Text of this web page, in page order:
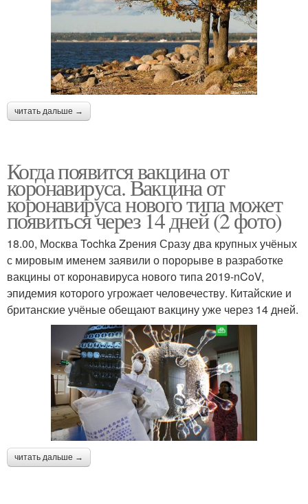
читать дальше →
Когда появится вакцина от
коронавируса. Вакцина от
коронавируса нового типа может
появиться через 14 дней (2 фото)
18.00, Москва Tochka Zрения Сразу два крупных учёных
с мировым именем заявили о порорыве в разработке
вакцины от коронавируса нового типа 2019-nCoV,
эпидемия которого угрожает человечеству. Китайские и
британские учёные обещают вакцину уже через 14 дней.
читать дальше →